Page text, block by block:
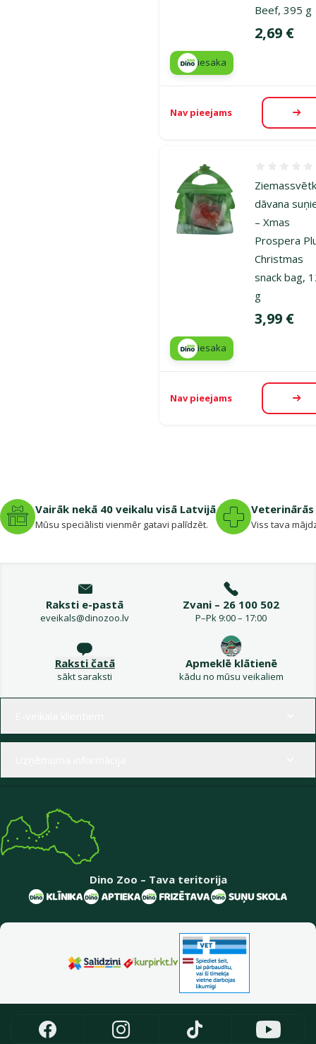
Beef, 395 g
Cena
2,69 €
iesaka
Nav pieejams
dāvana
– Xmas
Prospera
Christmas
snack bag,
g
Cena
3,99 €
iesaka
Nav pieejams
Vairāk nekā 40 veikalu visā Latvijā
Mūsu speciālisti vienmēr gatavi palīdzēt. Viss tava
Raksti e-pastā
eveikals@dinozoo.lv
Zvani – 26 100 502
P–Pk 9:00 – 17:00
Raksti čatā
sākt saraksti
Apmeklē klātienē
kādu no mūsu veikaliem
Dino Zoo – Tava teritorija